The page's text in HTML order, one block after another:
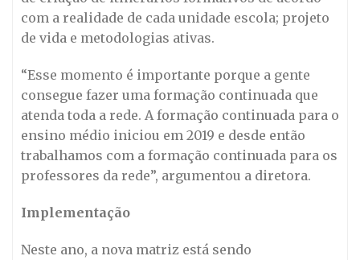
com a realidade de cada unidade escola; projeto
de vida e metodologias ativas.
“Esse momento é importante porque a gente
consegue fazer uma formação continuada que
atenda toda a rede. A formação continuada para o
ensino médio iniciou em 2019 e desde então
trabalhamos com a formação continuada para os
professores da rede”, argumentou a diretora.
Implementação
Neste ano, a nova matriz está sendo